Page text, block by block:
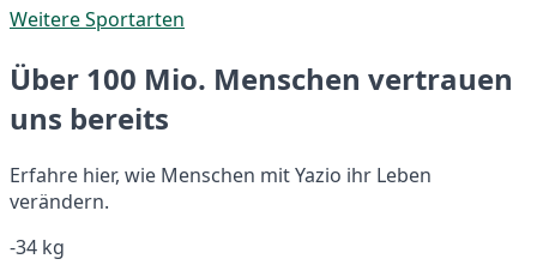
Weitere Sportarten
Über 100 Mio. Menschen vertrauen
uns bereits
Erfahre hier, wie Menschen mit Yazio ihr Leben
verändern.
-34 kg